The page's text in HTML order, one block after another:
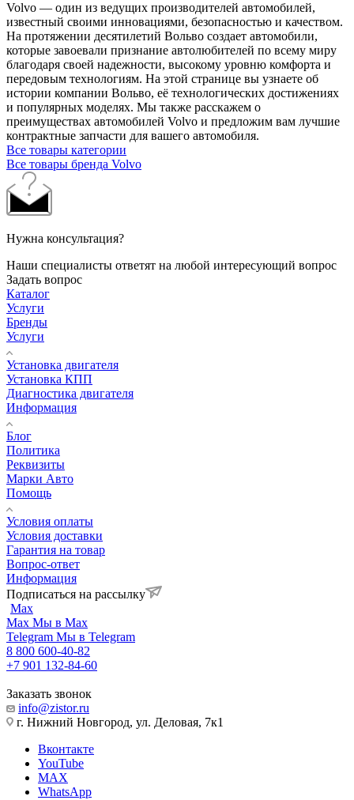
Volvo — один из ведущих производителей автомобилей,
известный своими инновациями, безопасностью и качеством.
На протяжении десятилетий Вольво создает автомобили,
которые завоевали признание автолюбителей по всему миру
благодаря своей надежности, высокому уровню комфорта и
передовым технологиям. На этой странице вы узнаете об
истории компании Вольво, её технологических достижениях
и популярных моделях. Мы также расскажем о
преимуществах автомобилей Volvo и предложим вам лучшие
контрактные запчасти для вашего автомобиля.
Все товары категории
Все товары бренда Volvo
Нужна консультация?
Наши специалисты ответят на любой интересующий вопрос
Задать вопрос
Каталог
Услуги
Бренды
Услуги
Установка двигателя
Установка КПП
Диагностика двигателя
Информация
Блог
Политика
Реквизиты
Марки Авто
Помощь
Условия оплаты
Условия доставки
Гарантия на товар
Вопрос-ответ
Информация
Подписаться на рассылку
Max
Max Мы в Max
Telegram Мы в Telegram
8 800 600-40-82
+7 901 132-84-60
Заказать звонок
info@zistor.ru
г. Нижний Новгород, ул. Деловая, 7к1
Вконтакте
YouTube
MAX
WhatsApp